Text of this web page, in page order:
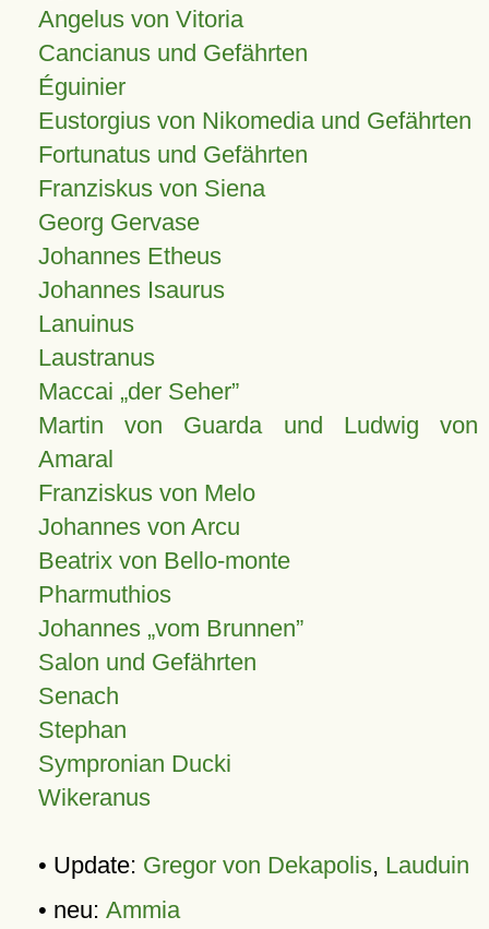
Angelus von Vitoria
Cancianus und Gefährten
Éguinier
Eustorgius von Nikomedia und Gefährten
Fortunatus und Gefährten
Franziskus von Siena
Georg Gervase
Johannes Etheus
Johannes Isaurus
Lanuinus
Laustranus
Maccai „der Seher”
Martin von Guarda und Ludwig von
Amaral
Franziskus von Melo
Johannes von Arcu
Beatrix von Bello-monte
Pharmuthios
Johannes vom Brunnen
Salon und Gefährten
Senach
Stephan
Sympronian Ducki
Wikeranus
• Update: Gregor von Dekapolis, Lauduin
• neu: Ammia